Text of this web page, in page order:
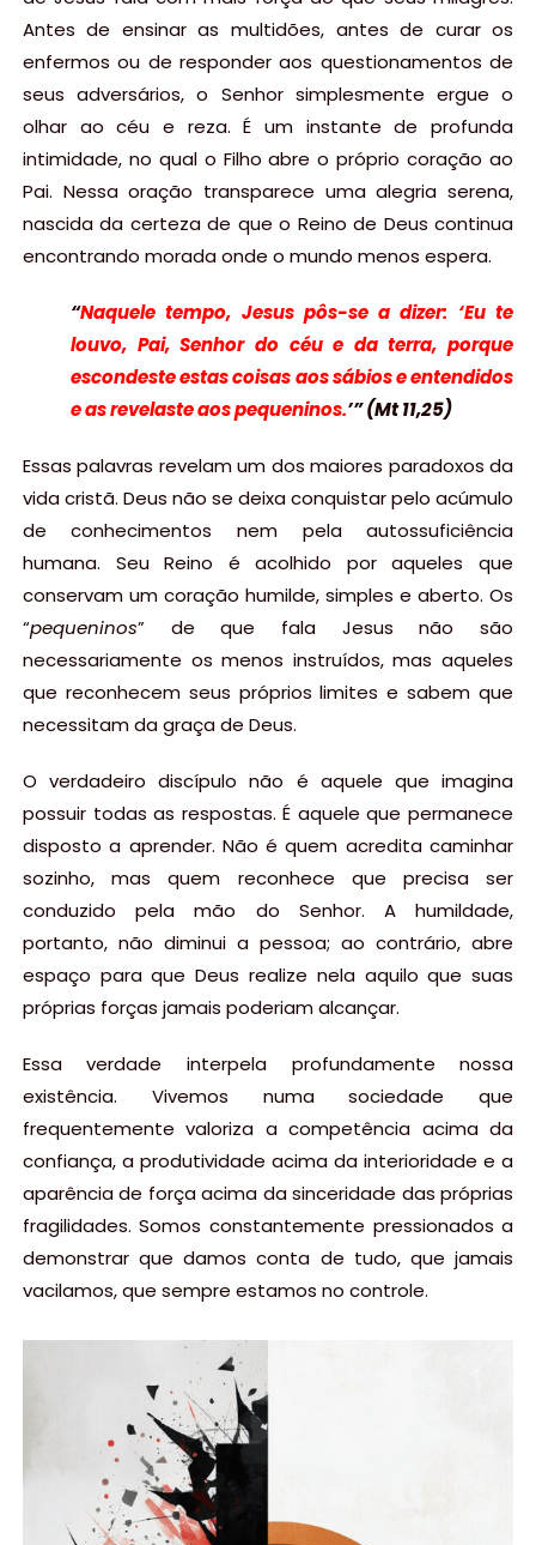
Antes de ensinar as multidões, antes de curar os
enfermos ou de responder aos questionamentos de
seus adversários, o Senhor simplesmente ergue o
olhar ao céu e reza. É um instante de profunda
intimidade, no qual o Filho abre o próprio coração ao
Pai. Nessa oração transparece uma alegria serena,
nascida da certeza de que o Reino de Deus continua
encontrando morada onde o mundo menos espera.
“Naquele tempo, Jesus pôs-se a dizer: ‘Eu te
louvo, Pai, Senhor do céu e da terra, porque
escondeste estas coisas aos sábios e entendidos
e as revelaste aos pequeninos.’” (Mt 11,25)
Essas palavras revelam um dos maiores paradoxos da
vida cristã. Deus não se deixa conquistar pelo acúmulo
de conhecimentos nem pela autossuficiência
humana. Seu Reino é acolhido por aqueles que
conservam um coração humilde, simples e aberto. Os
“pequeninos” de que fala Jesus não são
necessariamente os menos instruídos, mas aqueles
que reconhecem seus próprios limites e sabem que
necessitam da graça de Deus.
O verdadeiro discípulo não é aquele que imagina
possuir todas as respostas. É aquele que permanece
disposto a aprender. Não é quem acredita caminhar
sozinho, mas quem reconhece que precisa ser
conduzido pela mão do Senhor. A humildade,
portanto, não diminui a pessoa; ao contrário, abre
espaço para que Deus realize nela aquilo que suas
próprias forças jamais poderiam alcançar.
Essa verdade interpela profundamente nossa
existência. Vivemos numa sociedade que
frequentemente valoriza a competência acima da
confiança, a produtividade acima da interioridade e a
aparência de força acima da sinceridade das próprias
fragilidades. Somos constantemente pressionados a
demonstrar que damos conta de tudo, que jamais
vacilamos, que sempre estamos no controle.